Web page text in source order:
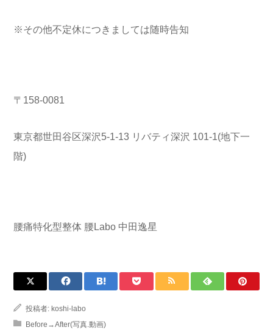
※その他不定休につきましては随時告知
〒158-0081
東京都世田谷区深沢5-1-13 リバティ深沢 101-1(地下一
階)
腰痛特化型整体 腰Labo 中田逸星
投稿者: koshi-labo
Before→After(写真.動画)